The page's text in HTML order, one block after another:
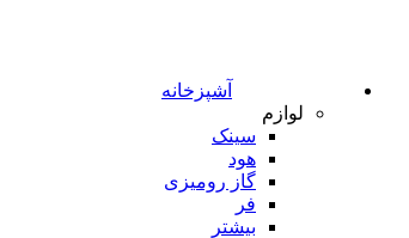
آشپزخانه
لوازم
سینک
هود
گاز رومیزی
فر
بیشتر